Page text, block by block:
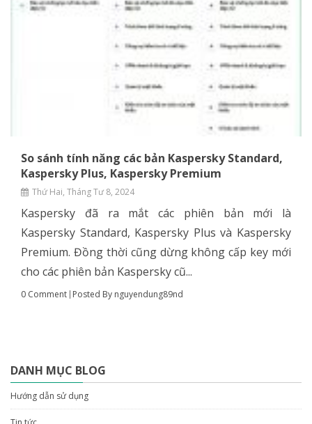
So sánh tính năng các bản Kaspersky Standard,
Kaspersky Plus, Kaspersky Premium
Thứ Hai, Tháng Tư 8, 2024
Kaspersky đã ra mắt các phiên bản mới là
Kaspersky Standard, Kaspersky Plus và Kaspersky
Premium. Đồng thời cũng dừng không cấp key mới
cho các phiên bản Kaspersky cũ...
0 Comment Posted By nguyendung89nd
DANH MỤC BLOG
Hướng dẫn sử dụng